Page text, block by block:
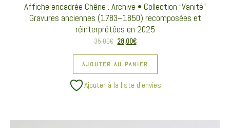
Affiche encadrée Chêne . Archive • Collection “Vanité”
Gravures anciennes (1783–1850) recomposées et
réinterprétées en 2025
35,00€ Le prix initial était : 35,00€.
28,00€Le prix actuel est : 28,00€.
AJOUTER AU PANIER
Ajouter à la liste d’envies